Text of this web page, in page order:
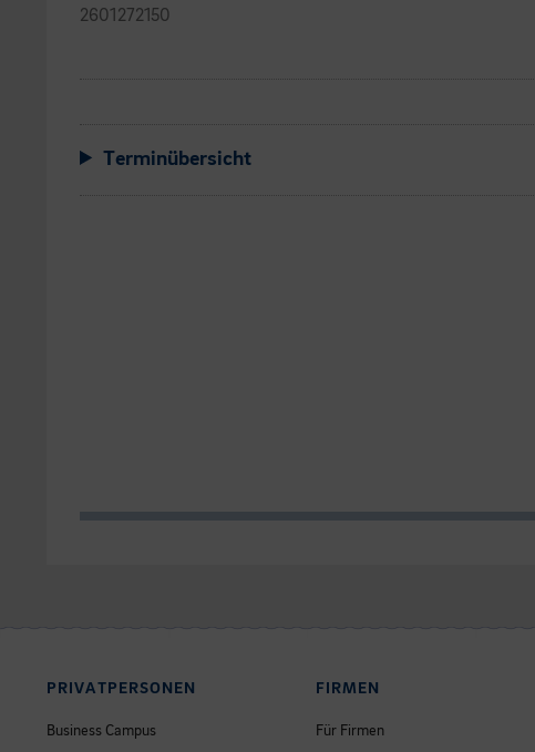
2601272150
Terminübersicht
PRIVATPERSONEN
Business Campus
FIRMEN
Für Firmen